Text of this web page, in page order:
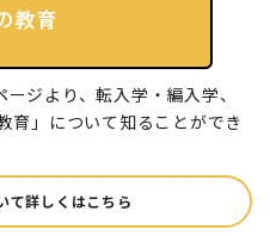
ジより、転入学・編入学、
育」について知ることができ
て詳しくはこちら